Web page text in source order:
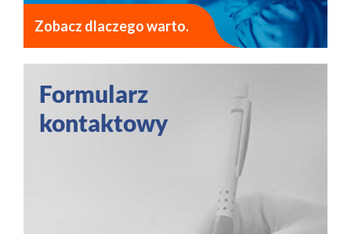
Zobacz dlaczego warto.
Formularz
kontaktowy